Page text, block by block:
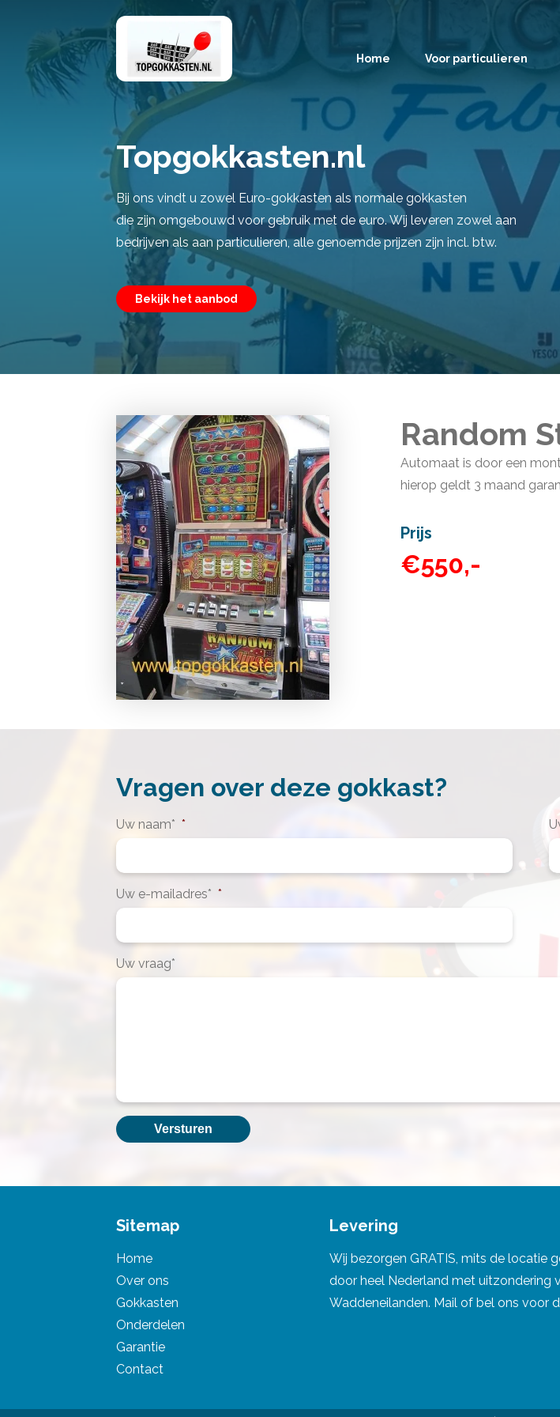
Home Voor particulieren
Topgokkasten.nl
Bij ons vindt u zowel Euro-gokkasten als normale gokkasten
die zijn omgebouwd voor gebruik met de euro. Wij leveren zowel aan
bedrijven als aan particulieren, alle genoemde prijzen zijn incl. btw.
Bekijk het aanbod
Random
Automaat is door een
hierop geldt 3 maand
Prijs
€550,-
Vragen over deze gokkast?
Uw naam* *
Uw e-mailadres* *
Uw vraag*
Sitemap
Home
Over ons
Gokkasten
Onderdelen
Garantie
Contact
Levering
Wij bezorgen GRATIS, mits de locatie
door heel Nederland met uitzondering
Waddeneilanden. Mail of bel ons voor